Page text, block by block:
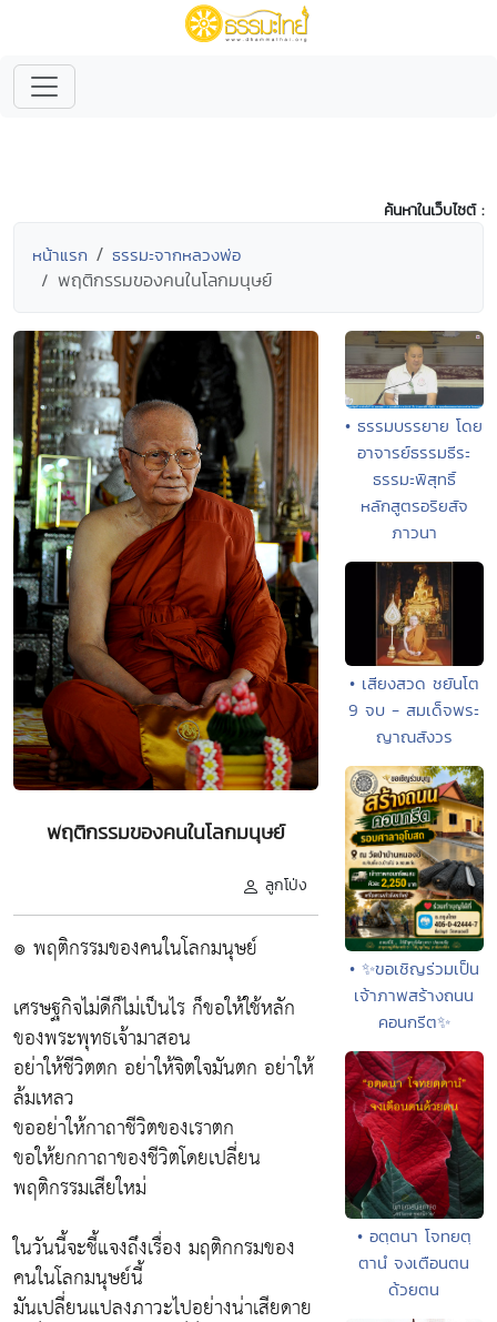
ค้นหาในเว็บไซต์ :
หน้าแรก ธรรมะจากหลวงพ่อ
พฤติกรรมของคนในโลกมนุษย์
พฤติกรรมของคนในโลกมนุษย์
ลูกโป่ง
๏ พฤติกรรมของคนในโลกมนุษย์
เศรษฐกิจไม่ดีก็ไม่เป็นไร ก็ขอให้ใช้หลัก
ของพระพุทธเจ้ามาสอน
อย่าให้ชีวิตตก อย่าให้จิตใจมันตก อย่าให้
ล้มเหลว
ขออย่าให้กาถาชีวิตของเราตก
ขอให้ยกกาถาของชีวิตโดยเปลี่ยน
พฤติกรรมเสียใหม่
ในวันนี้จะชี้แจงถึงเรื่อง มฤติกกรมของ
คนในโลกมนุษย์นี้
มันเปลี่ยนแปลงภาวะไปอย่างน่าเสียดาย
• ธรรมบรรยาย โดย
อาจารย์ธรรมธีระ
ธรรมะพิสุทธิ์
หลักสูตรอริยสัจ
ภาวนา
• เสียงสวด ชยันโต
9 จบ - สมเด็จพระ
ญาณสังวร
• ✨ขอเชิญร่วมเป็น
เจ้าภาพสร้างถนน
คอนกรีต✨
• อตฺตนา โจทยตฺ
ตานํ จงเตือนตน
ด้วยตน